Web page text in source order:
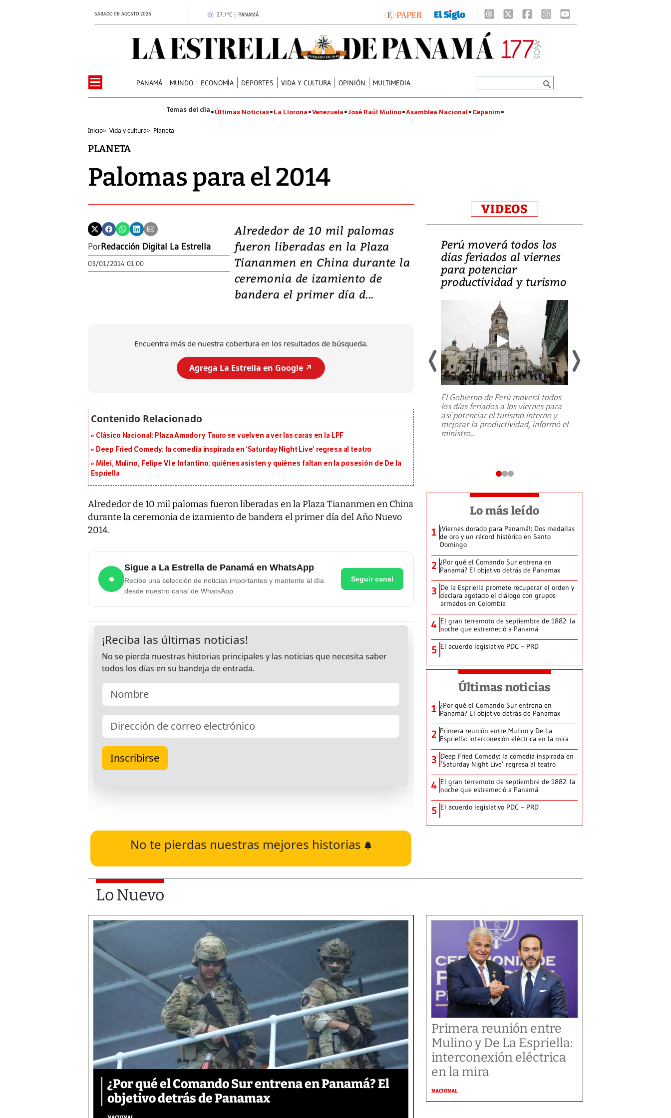
SÁBADO 08 AGOSTO 2026 27.1°C | PANAMÁ
PANAMÁ MUNDO ECONOMÍA DEPORTES VIDA Y CULTURA OPINIÓN MULTIMEDIA
Últimas Noticias La Llorona Venezuela José Raúl Mulino Asamblea Nacional Cepanim
Inicio> Vida y cultura> Planeta
PLANETA
Palomas para el 2014
PorRedacción Digital La Estrella
03/01/2014 01:00
Alrededor de 10 mil palomas
fueron liberadas en la Plaza
Tiananmen en China durante la
ceremonia de izamiento de
bandera el primer día d...
Encuentra más de nuestra cobertura en los resultados de búsqueda.
Agrega La Estrella en Google ↗️
Clásico Nacional: Plaza Amador y Tauro se vuelven a ver las caras en la LPF
Deep Fried Comedy: la comedia inspirada en ‘Saturday Night Live’ regresa al teatro
Milei, Mulino, Felipe VI e Infantino: quiénes asisten y quiénes faltan en la posesión de De la
Espriella
Alrededor de 10 mil palomas fueron liberadas en la Plaza Tiananmen en China
durante la ceremonia de izamiento de bandera el primer día del Año Nuevo
2014.
●
Sigue a La Estrella de Panamá en WhatsApp
Recibe una selección de noticias importantes y mantente al día
desde nuestro canal de WhatsApp.
Seguir canal
No te pierdas nuestras mejores historias
VIDEOS
Video: Lula lanza su
candidatura con
promesas de inversión
en defensa, educación y
tierras raras
Entre recuerdos y escuetas
da Silva, oficializó este domingo su
candidatura...
Perú moverá todos los
días feriados al viernes
para potenciar
productividad y turismo
El Gobierno de Perú moverá todos
los días feriados a los viernes para
así potenciar el turismo interno y
mejorar la productividad, informó el
ministro...
Lo más leído
1 ¡Viernes dorado para Panamá!: Dos medallas
de oro y un récord histórico en Santo
Domingo
2 ¿Por qué el Comando Sur entrena en
Panamá? El objetivo detrás de Panamax
3 De la Espriella promete recuperar el orden y
declara agotado el diálogo con grupos
armados en Colombia
4 El gran terremoto de septiembre de 1882: la
noche que estremeció a Panamá
5 El acuerdo legislativo PDC – PRD
Últimas noticias
1 ¿Por qué el Comando Sur entrena en
Panamá? El objetivo detrás de Panamax
2 Primera reunión entre Mulino y De La
Espriella: interconexión eléctrica en la mira
3 Deep Fried Comedy: la comedia inspirada en
‘Saturday Night Live’ regresa al teatro
4 El gran terremoto de septiembre de 1882: la
noche que estremeció a Panamá
5 El acuerdo legislativo PDC – PRD
Lo Nuevo
¿Por qué el Comando Sur entrena en Panamá? El
objetivo detrás de Panamax
Primera reunión entre
Mulino y De La Espriella:
interconexión eléctrica
en la mira
NACIONAL